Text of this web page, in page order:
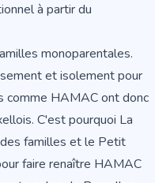
à partir du
monoparentales.
et isolement pour
comme HAMAC ont donc
C'est pourquoi La
familles et le Petit
faire renaître HAMAC